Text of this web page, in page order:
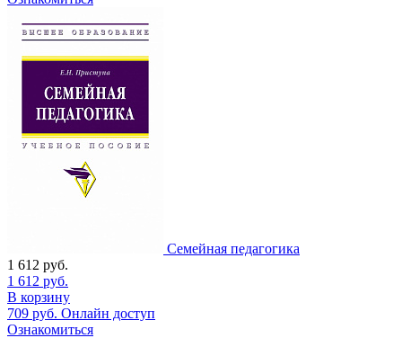
Семейная педагогика
1 612 руб.
1 612 руб.
В корзину
709 руб. Онлайн доступ
Ознакомиться